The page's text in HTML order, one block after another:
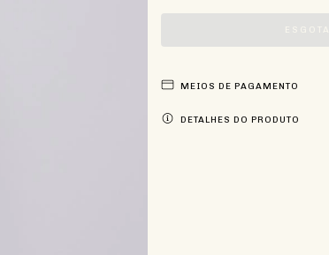
MEIOS DE PAGAMENTO
DETALHES DO PRODUTO